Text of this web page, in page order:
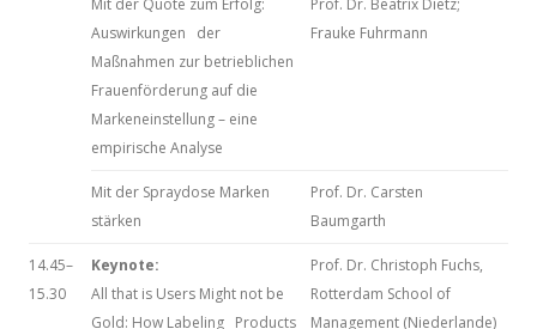
Mit der Quote zum Erfolg:
Auswirkungen der
Maßnahmen zur betrieblichen
Frauenförderung auf die
Markeneinstellung – eine
empirische Analyse
Prof. Dr. Beatrix Dietz;
Frauke Fuhrmann
Mit der Spraydose Marken
stärken
Prof. Dr. Carsten
Baumgarth
14.45–
15.30
Keynote:
All that is Users Might not be
Gold: How Labeling Products
Prof. Dr. Christoph Fuchs,
Rotterdam School of
Management (Niederlande)